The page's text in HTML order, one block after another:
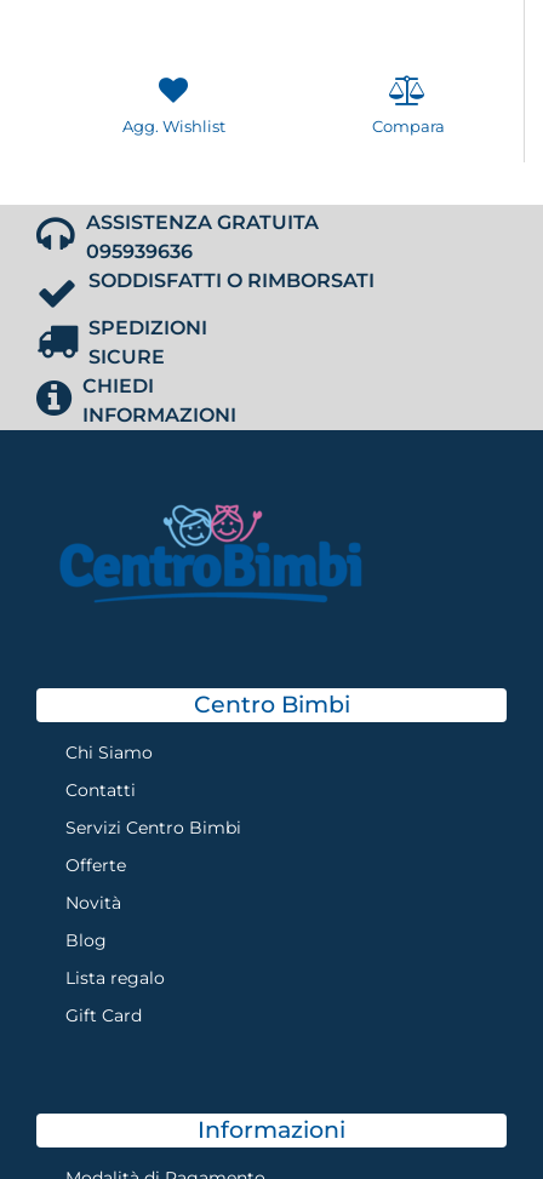
Agg. Wishlist Compara
ASSISTENZA GRATUITA
095939636
SODDISFATTI O RIMBORSATI
SPEDIZIONI
SICURE
CHIEDI
INFORMAZIONI
Centro Bimbi
Chi Siamo
Contatti
Servizi Centro Bimbi
Offerte
Novità
Blog
Lista regalo
Gift Card
Informazioni